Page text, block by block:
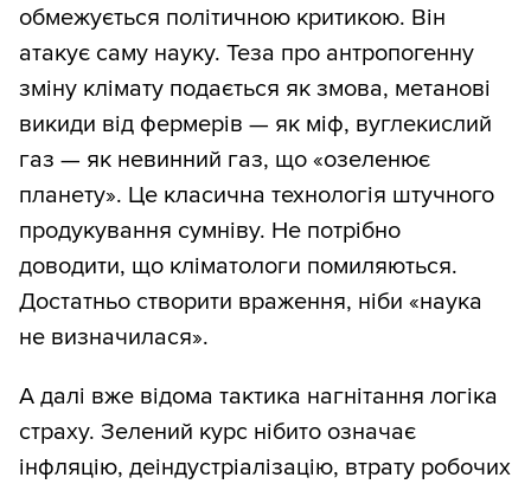
обмежується політичною критикою. Він
атакує саму науку. Теза про антропогенну
зміну клімату подається як змова, метанові
викиди від фермерів — як міф, вуглекислий
газ — як невинний газ, що «озеленює
планету». Це класична технологія штучного
продукування сумніву. Не потрібно
доводити, що кліматологи помиляються.
Достатньо створити враження, ніби «наука
не визначилася».
А далі вже відома тактика нагнітання логіка
страху. Зелений курс нібито означає
інфляцію, деіндустріалізацію, втрату робочих